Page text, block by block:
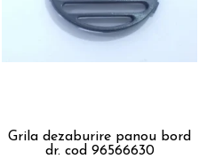
Grila dezaburire panou bord
dr. cod 96566630